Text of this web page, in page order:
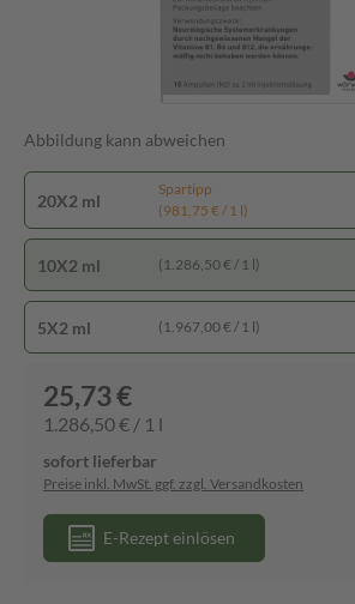
Abbildung kann abweichen
20X2 ml
Spartipp
(981,75 € / 1 l)
10X2 ml (1.286,50 € / 1 l)
5X2 ml (1.967,00 € / 1 l)
25,73 €
1.286,50 € / 1 l
sofort lieferbar
Preise inkl. MwSt. ggf. zzgl. Versandkosten
E-Rezept einlösen